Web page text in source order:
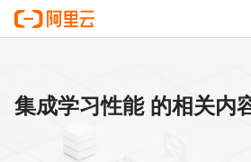
集成学习性能 的相关内